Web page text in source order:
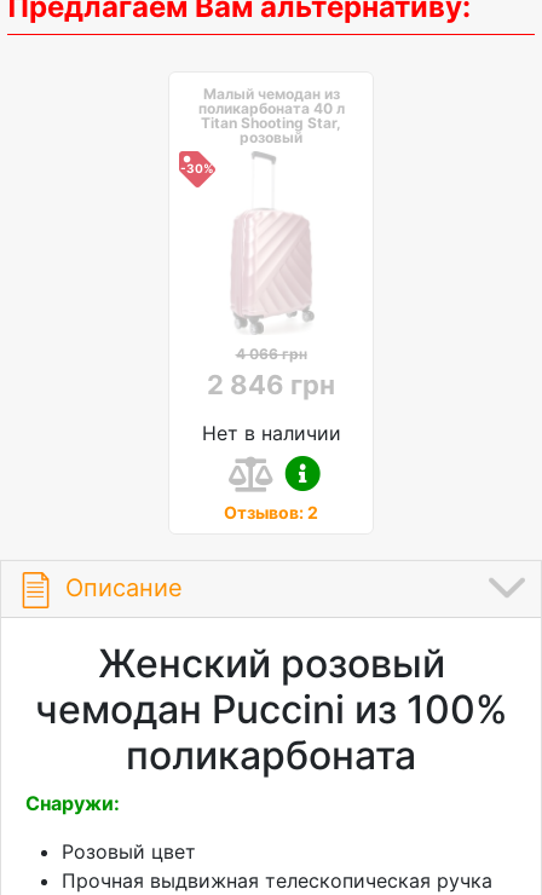
Малый чемодан из
поликарбоната 40 л
Titan Shooting Star,
розовый
-30%
4 066 грн
2 846 грн
Нет в наличии
Отзывов: 2
Описание
Женский розовый
чемодан Puccini из 100%
поликарбоната
Снаружи:
Розовый цвет
Прочная выдвижная телескопическая ручка